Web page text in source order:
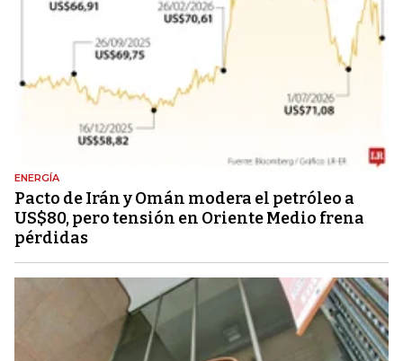
ENERGÍA
Pacto de Irán y Omán modera el petróleo a
US$80, pero tensión en Oriente Medio frena
pérdidas